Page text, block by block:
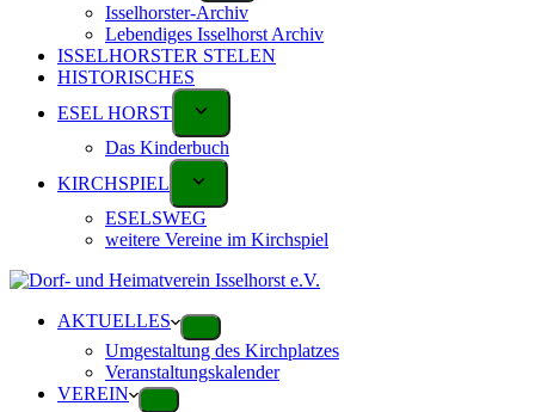
Isselhorster-Archiv
Lebendiges Isselhorst Archiv
ISSELHORSTER STELEN
HISTORISCHES
ESEL HORST
Das Kinderbuch
KIRCHSPIEL
ESELSWEG
weitere Vereine im Kirchspiel
AKTUELLES
Umgestaltung des Kirchplatzes
Veranstaltungskalender
VEREIN